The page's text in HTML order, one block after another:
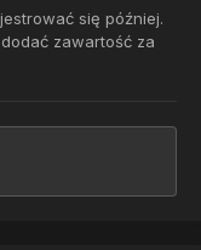
się później.
zawartość za